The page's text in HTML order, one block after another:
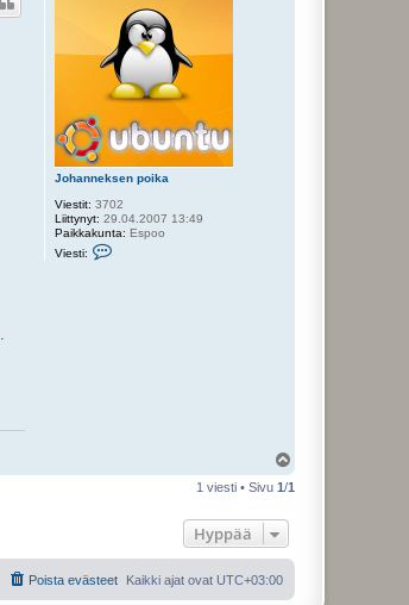
Johanneksen poika
Viestit: 3702
Liittynyt: 29.04.2007 13:49
Paikkakunta: Espoo
Viesti:
n
ö
1 viesti • Sivu 1 /1
Hyppää
Kaikki ajat ovat UTC+03:00
Poista evästeet